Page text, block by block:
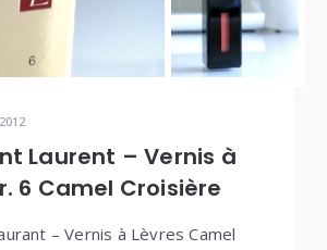
Laurent – Vernis à
6 Camel Croisière
– Vernis à Lèvres Camel